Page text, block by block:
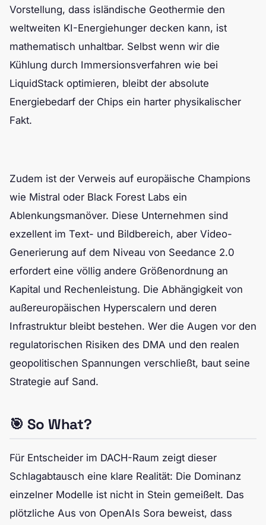
Vorstellung, dass isländische Geothermie den
weltweiten KI-Energiehunger decken kann, ist
mathematisch unhaltbar. Selbst wenn wir die
Kühlung durch Immersionsverfahren wie bei
LiquidStack optimieren, bleibt der absolute
Energiebedarf der Chips ein harter physikalischer
Fakt.
Zudem ist der Verweis auf europäische Champions
wie Mistral oder Black Forest Labs ein
Ablenkungsmanöver. Diese Unternehmen sind
exzellent im Text- und Bildbereich, aber Video-
Generierung auf dem Niveau von Seedance 2.0
erfordert eine völlig andere Größenordnung an
Kapital und Rechenleistung. Die Abhängigkeit von
außereuropäischen Hyperscalern und deren
Infrastruktur bleibt bestehen. Wer die Augen vor den
regulatorischen Risiken des DMA und den realen
geopolitischen Spannungen verschließt, baut seine
Strategie auf Sand.
🎯 So What?
Für Entscheider im DACH-Raum zeigt dieser
Schlagabtausch eine klare Realität: Die Dominanz
einzelner Modelle ist nicht in Stein gemeißelt. Das
plötzliche Aus von OpenAIs Sora beweist, dass